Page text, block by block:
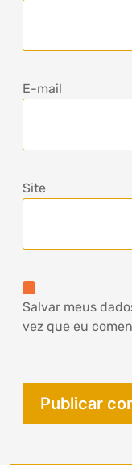
E-mail
Site
Salvar meus
vez que eu